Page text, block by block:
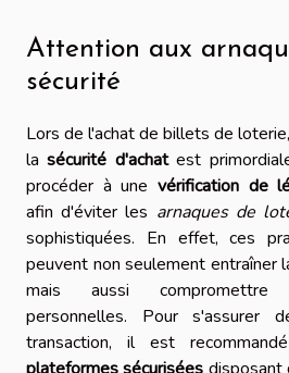
Attention aux
sécurité
Lors de l'achat de billets de
lasécurité d'achatest
procéder à une vérification de
afin d'éviter les arnaques de
sophistiquées. En effet, ces
peuvent non seulement entraîner
mais aussi compromettre
personnelles. Pour s'assurer
transaction, il est